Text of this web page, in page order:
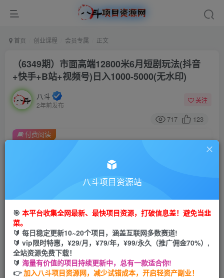
首页 创业课程 会员专属 正文
（6349期）市面高端12800米6月短剧玩法(抖音
+快手+B站+视频号)日入1000-5000(无水印)
八斗
2年前发布
关注
717 123
此内容为付费阅读，请付费后查看
会员专属资源
您暂无购买权限，请先开通会员
开通会员
付费阅读
八斗项目资源站
🎯 本平台收集全网最新、最快项目资源，打破信息差！避免当韭
菜。
🔰 每日稳定更新10~20个项目，涵盖互联网多数赛道!
🔰 vip限时特惠，¥29/月，¥79/年，¥99/永久（推广佣金70%）,
全站资源免费下载！
🔰 海量有价值的项目持续更新中，总有一款适合你!
👉加入八斗项目资源网，减少试错成本，开启轻资产副业！